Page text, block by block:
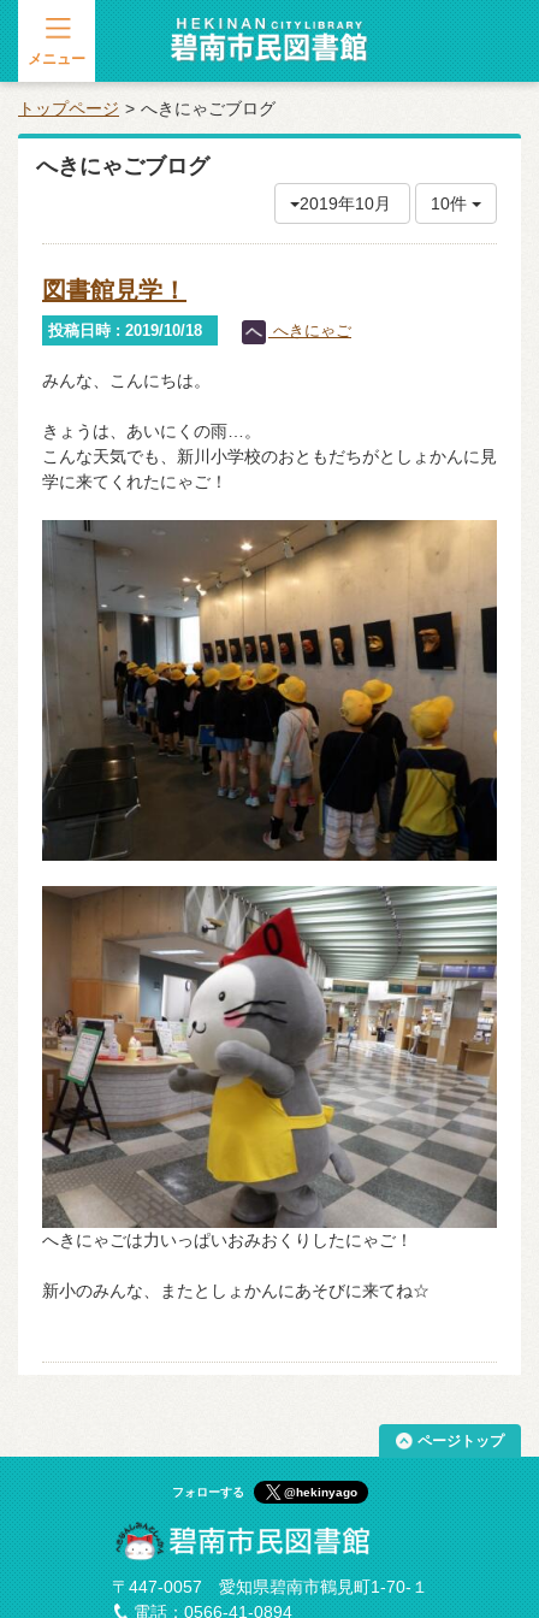
メニュー
トップページ へきにゃごブログ
へきにゃごブログ
2019年10月 10件
図書館見学！
投稿日時 : 2019/10/18 へきにゃご
みんな、こんにちは。
きょうは、あいにくの雨…。
こんな天気でも、新川小学校のおともだちがとしょかんに見
学に来てくれたにゃご！
へきにゃごは力いっぱいおみおくりしたにゃご！
新小のみんな、またとしょかんにあそびに来てね☆
ページトップ
フォローする @hekinyago
〒447-0057 愛知県碧南市鶴見町1-70-１
電話：0566-41-0894